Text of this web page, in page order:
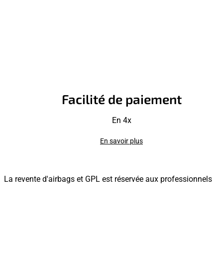
Facilité de paiement
En 4x
En savoir plus
La revente d'airbags et GPL est réservée aux professionnels